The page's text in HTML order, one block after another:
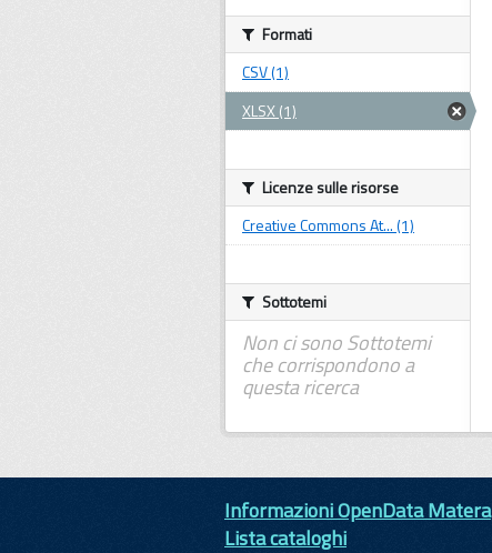
Formati
CSV (1)
XLSX (1)
Licenze sulle risorse
Creative Commons At... (1)
Sottotemi
Non ci sono Sottotemi
che corrispondono a
questa ricerca
Informazioni OpenData Matera
Lista cataloghi